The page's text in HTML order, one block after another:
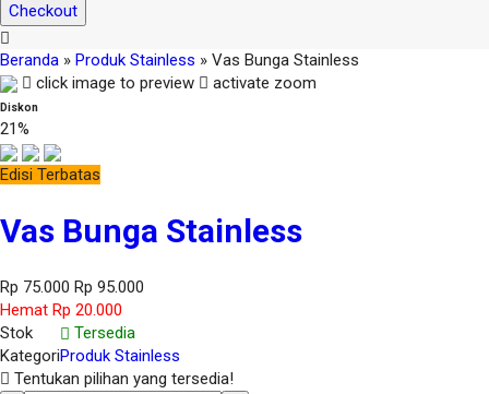
Checkout
Beranda » Produk Stainless » Vas Bunga Stainless
click image to preview
activate zoom
Diskon
21%
Edisi Terbatas
Vas Bunga Stainless
Rp 75.000 Rp 95.000
Hemat Rp 20.000
Stok
Tersedia
KategoriProduk Stainless
Tentukan pilihan yang tersedia!